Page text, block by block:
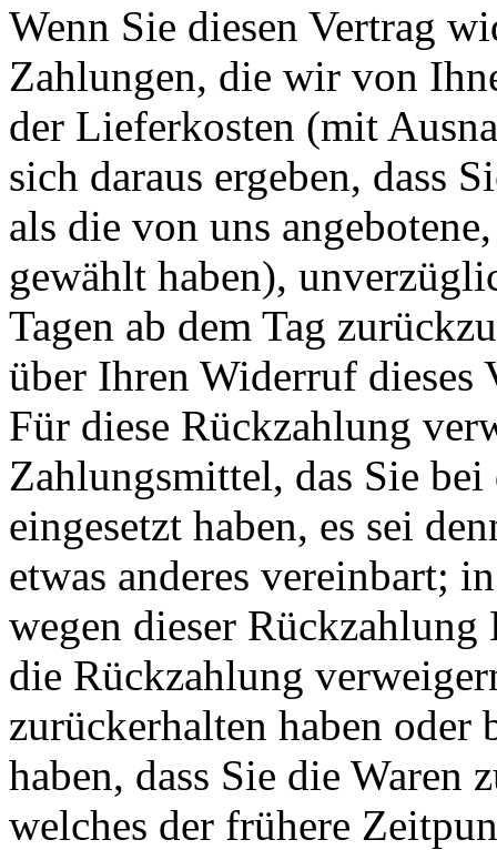
Wenn Sie diesen Vertrag
Zahlungen, die wir von
der Lieferkosten (mit
sich daraus ergeben, dass
als die von uns
gewählt haben),
Tagen ab dem Tag
über Ihren Widerruf dieses
Für diese Rückzahlung
Zahlungsmittel, das Sie
eingesetzt haben, es sei
etwas anderes vereinbart;
wegen dieser
die Rückzahlung
zurückerhalten haben oder
haben, dass Sie die Waren
welches der frühere